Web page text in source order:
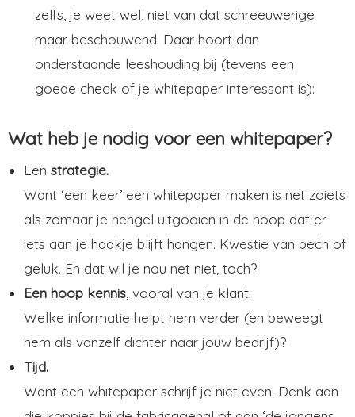
zelfs, je weet wel, niet van dat schreeuwerige
maar beschouwend. Daar hoort dan
onderstaande leeshouding bij (tevens een
goede check of je whitepaper interessant is):
Wat heb je nodig voor een whitepaper?
Een strategie.
Want ‘een keer’ een whitepaper maken is net zoiets
als zomaar je hengel uitgooien in de hoop dat er
iets aan je haakje blijft hangen. Kwestie van pech of
geluk. En dat wil je nou net niet, toch?
Een hoop kennis, vooral van je klant.
Welke informatie helpt hem verder (en beweegt
hem als vanzelf dichter naar jouw bedrijf)?
Tijd.
Want een whitepaper schrijf je niet even. Denk aan